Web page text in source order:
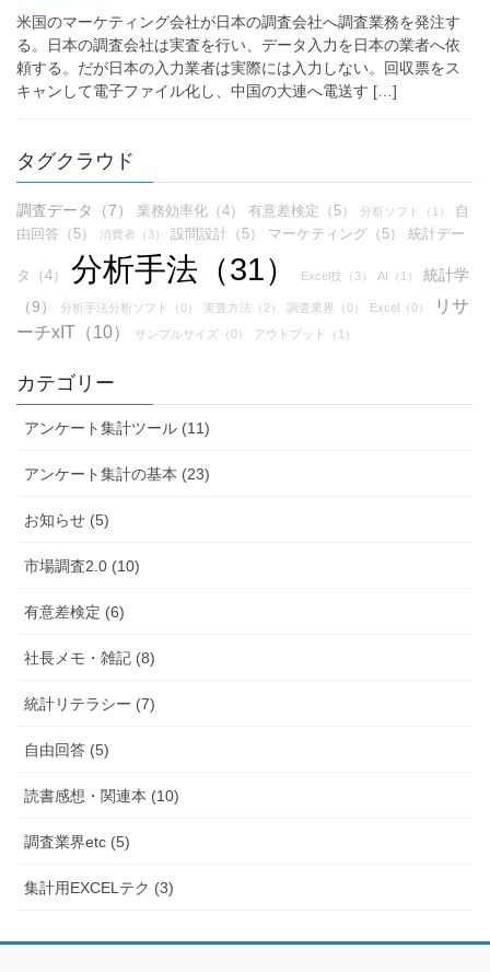
米国のマーケティング会社が日本の調査会社へ調査業務を発注す
る。日本の調査会社は実査を行い、データ入力を日本の業者へ依
頼する。だが日本の入力業者は実際には入力しない。回収票をス
キャンして電子ファイル化し、中国の大連へ電送す […]
タグクラウド
調査データ（7） 業務効率化（4） 有意差検定（5） 分析ソフト（1）
自
由回答（5）
消費者（3） 設問設計（5） マーケティング（5） 統計デー
タ（4） 分析手法（31） Excel技（3） AI（1）
統計学
（9）
分析手法分析ソフト（0） 実査方法（2） 調査業界（0） Excel（0）
リサ
ーチxIT（10）
サンプルサイズ（0） アウトプット（1）
カテゴリー
アンケート集計ツール (11)
アンケート集計の基本 (23)
お知らせ (5)
市場調査2.0 (10)
有意差検定 (6)
社長メモ・雑記 (8)
統計リテラシー (7)
自由回答 (5)
読書感想・関連本 (10)
調査業界etc (5)
集計用EXCELテク (3)